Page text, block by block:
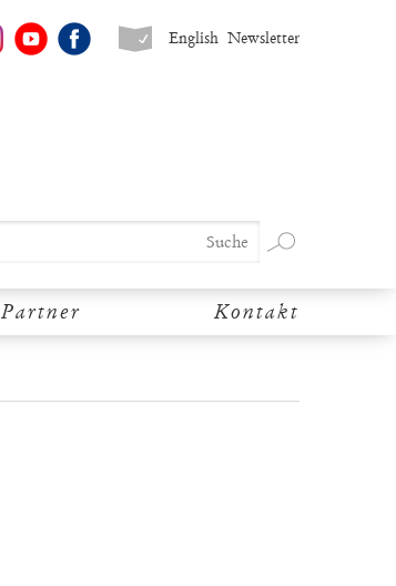
Newsletter
English
Partner Kontakt